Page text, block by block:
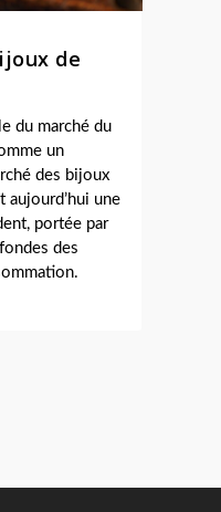
de
du marché du
un
des bijoux
aujourd’hui une
portée par
des